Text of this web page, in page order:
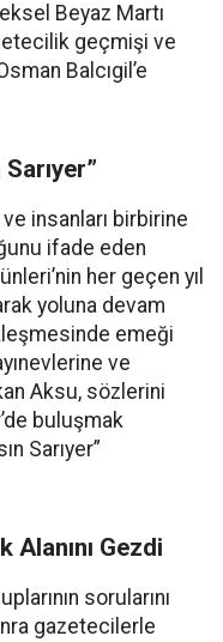
Beyaz Martı
geçmişi ve
Balcıgil’e
insanları birbirine
ifade eden
her geçen yıl
yoluna devam
emeği
ve
Aksu, sözlerini
buluşmak
Sarıyer”
Alanını Gezdi
sorularını
gazetecilerle